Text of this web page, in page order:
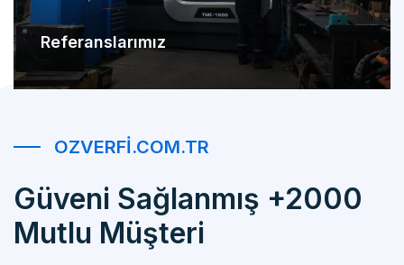
Güveni Sağlanmış +2000
Mutlu Müşteri
Öz Verfi 2000 üzerinde müşteri memnuniyeti sağlamış. Güven